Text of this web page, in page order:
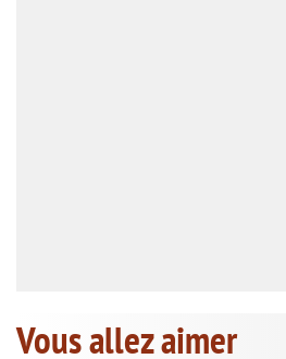
Vous allez aimer